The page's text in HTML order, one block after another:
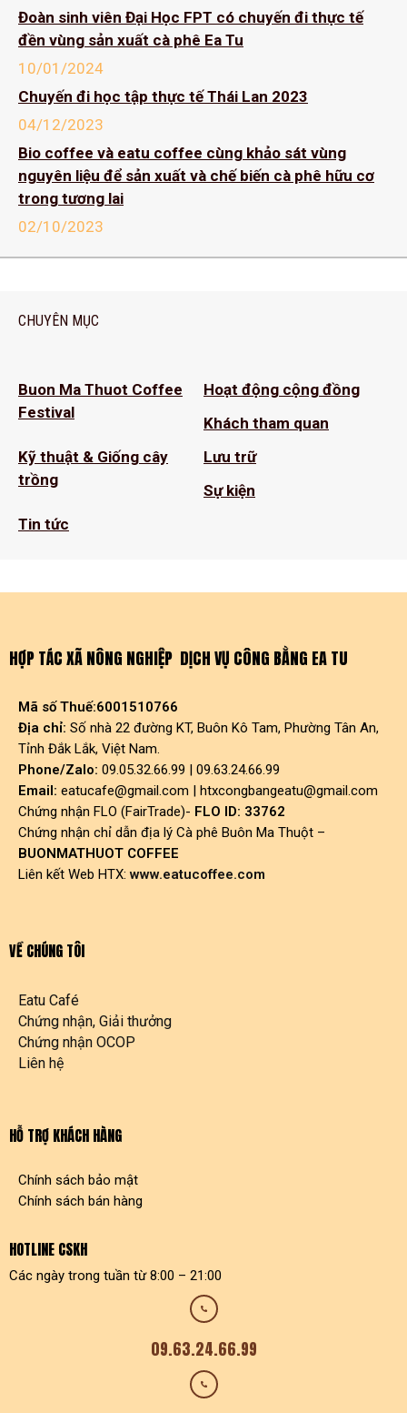
Đoàn sinh viên Đại Học FPT có chuyến đi thực tế
đền vùng sản xuất cà phê Ea Tu
10/01/2024
Chuyến đi học tập thực tế Thái Lan 2023
04/12/2023
Bio coffee và eatu coffee cùng khảo sát vùng
nguyên liệu để sản xuất và chế biến cà phê hữu cơ
trong tương lai
02/10/2023
CHUYÊN MỤC
Buon Ma Thuot Coffee
Festival
Hoạt động cộng đồng
Khách tham quan
Kỹ thuật & Giống cây
trồng
Lưu trữ
Sự kiện
Tin tức
HỢP TÁC XÃ NÔNG NGHIỆP DỊCH VỤ CÔNG BẰNG EA TU
Mã số Thuế:6001510766
Địa chỉ: Số nhà 22 đường KT, Buôn Kô Tam, Phường Tân An,
Tỉnh Đắk Lắk, Việt Nam.
Phone/Zalo: 09.05.32.66.99 | 09.63.24.66.99
Email: eatucafe@gmail.com | htxcongbangeatu@gmail.com
Chứng nhận FLO (FairTrade)- FLO ID: 33762
Chứng nhận chỉ dẫn địa lý Cà phê Buôn Ma Thuột –
BUONMATHUOT COFFEE
Liên kết Web HTX:www.eatucoffee.com
VỀ CHÚNG TÔI
Eatu Café
Chứng nhận, Giải thưởng
Chứng nhận OCOP
Liên hệ
HỖ TRỢ KHÁCH HÀNG
Chính sách bảo mật
Chính sách bán hàng
HOTLINE CSKH
Các ngày trong tuần từ 8:00 – 21:00
09.63.24.66.99